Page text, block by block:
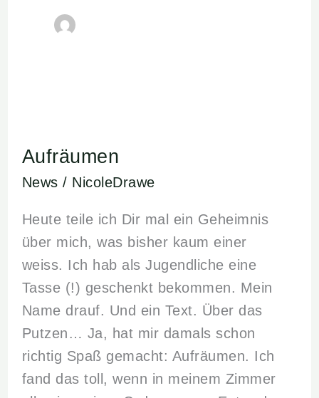
Aufräumen
News / NicoleDrawe
Heute teile ich Dir mal ein Geheimnis
über mich, was bisher kaum einer
weiss. Ich hab als Jugendliche eine
Tasse (!) geschenkt bekommen. Mein
Name drauf. Und ein Text. Über das
Putzen… Ja, hat mir damals schon
richtig Spaß gemacht: Aufräumen. Ich
fand das toll, wenn in meinem Zimmer